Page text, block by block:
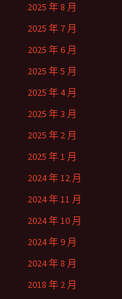
2025 年 8 月
2025 年 7 月
2025 年 6 月
2025 年 5 月
2025 年 4 月
2025 年 3 月
2025 年 2 月
2025 年 1 月
2024 年 12 月
2024 年 11 月
2024 年 10 月
2024 年 9 月
2024 年 8 月
2018 年 2 月